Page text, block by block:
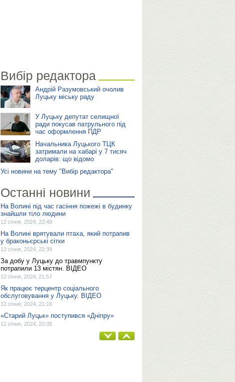
Вибір редактора
Андрій Разумовський очолив
Луцьку міську раду
У Луцьку депутат селищної
ради покусав патрульного під
час оформлення ПДР
Начальника Луцького ТЦК
затримали на хабарі у 7 тисяч
доларів: що відомо
Усі новини на тему "Вибір редактора"
Останні новини
На Волині під час гасіння пожежі в будинку
знайшли тіло людини
12 січня, 2024, 22:49
На Волині врятували птаха, який потрапив
у браконьєрські сітки
12 січня, 2024, 22:39
За добу у Луцьку до травмпункту
потрапили 13 містян. ВІДЕО
12 січня, 2024, 21:57
Як працює терцентр соціального
обслуговування у Луцьку. ВІДЕО
12 січня, 2024, 21:16
«Старий Луцьк» поступився «Дніпру»
12 січня, 2024, 20:35